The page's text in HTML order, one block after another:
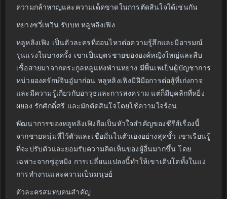
ความกล้าหาญและความเด็ดขาดในการตัดสินใจได้เช่นกัน
หยางซวี่เหวิน รับบท หลูหลิงเฟิง
หลูหลิงเฟิง เป็นตัวละครที่อ่อนไหวต่อความรู้สึกและมีอารมณ์
รุนแรงในบางครั้ง เขาเป็นบุตรชายขององค์หญิงใหญ่และสืบ
เชื้อสายมาจากตระกูลหลูแห่งฟ่านหยาง มีพื้นเพเป็นผู้บัญชาการ
หน่วยองครักษ์จินอู๋มาก่อน หลูหลิงเฟิงมีฝีมือการต่อสู้ที่เก่งกาจ
และมีความรู้เกี่ยวกับอาวุธและการสงคราม แต่ก็มีบุคลิกที่หยิ่ง
ผยอง รักศักดิ์ศรี และมักตัดสินใจโดยใช้ความใจร้อน
พัฒนาการของหลูหลิงเฟิงถือเป็นหัวใจสำคัญของซีรีส์เรื่องนี้
จากชายหนุ่มที่ไว้ตัวและเชื่อมั่นในตัวเองอย่างสุดขั้ว เขาเรียนรู้
ที่จะปรับตัวและยอมรับความคิดเห็นของผู้อื่นมากขึ้น โดย
เฉพาะจากซู่อู่หมิง การเปลี่ยนแปลงนี้ทำให้เขาเติบโตทั้งในแง่
การทำงานและความเป็นมนุษย์
ตัวละครสมทบคนสำคัญ